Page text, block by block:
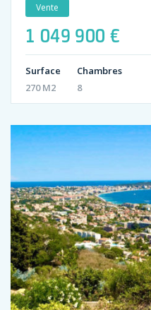
Vente
1 049 900 €
Surface
270 M2
Chambres
8